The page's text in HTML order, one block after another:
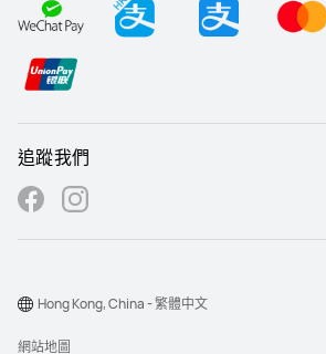
追蹤我們
網站地圖
Hong Kong, China - 繁體中文